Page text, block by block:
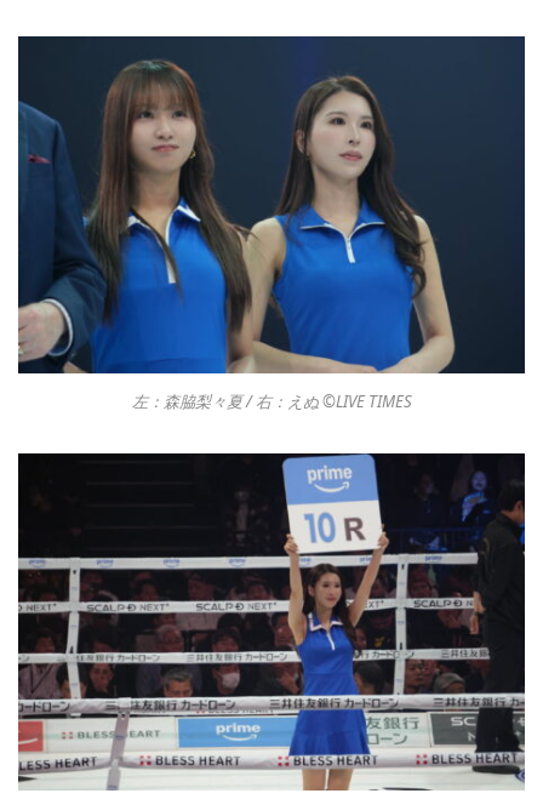
左：森脇梨々夏 / 右：えぬ ©︎LIVE TIMES